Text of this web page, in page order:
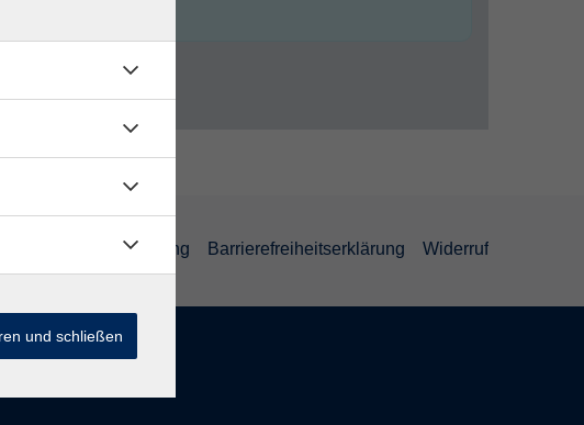
Widerrufsbelehrung Barrierefreiheitserklärung Widerruf
und schließen